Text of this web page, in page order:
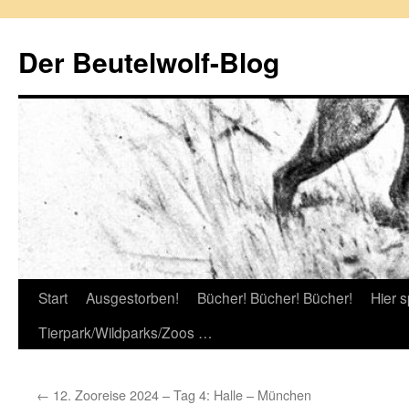
springen
Der Beutelwolf-Blog
Start Ausgestorben! Bücher! Bücher! Bücher!
Hier
Tierpark/Wildparks/Zoos …
← 12. Zooreise 2024 – Tag 4: Halle – München